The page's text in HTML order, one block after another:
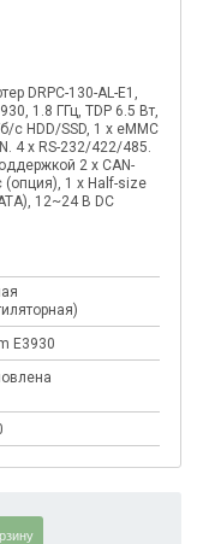
DRPC-130-AL-E1,
1.8 ГГц, TDP 6.5 Вт,
с HDD/SSD, 1 x eMMC
4 x RS-232/422/485.
2 х CAN-
(опция), 1 x Half-size
12~24 В DC
E3930